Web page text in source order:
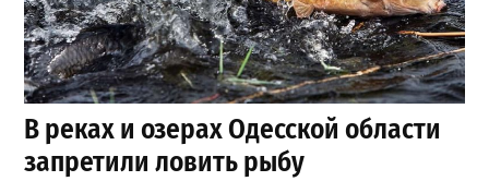
В реках и озерах Одесской области
запретили ловить рыбу